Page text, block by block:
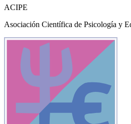
ACIPE
Asociación Científica de Psicología y